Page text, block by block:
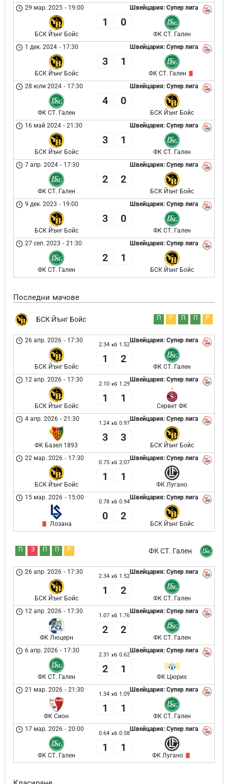
Швейцария: Супер лига
29 мар. 2025 - 19:00
БСК Йънг Бойс
1 0
ФК СТ. Гален
Швейцария: Супер лига
1 дек. 2024 - 17:30
БСК Йънг Бойс
3 1
ФК СТ. Гален
Швейцария: Супер лига
28 юли 2024 - 17:30
ФК СТ. Гален
4 0
БСК Йънг Бойс
Швейцария: Супер лига
16 май 2024 - 21:30
БСК Йънг Бойс
3 1
ФК СТ. Гален
Швейцария: Супер лига
7 апр. 2024 - 17:30
ФК СТ. Гален
2 2
БСК Йънг Бойс
Швейцария: Супер лига
9 дек. 2023 - 19:00
БСК Йънг Бойс
3 0
ФК СТ. Гален
Швейцария: Супер лига
27 сеп. 2023 - 21:30
ФК СТ. Гален
2 1
БСК Йънг Бойс
Последни мачове
БСК Йънг Бойс П Р П П Р
Швейцария: Супер лига
26 апр. 2026 - 17:30
БСК Йънг Бойс
2.34 xG 1.52
1 2
ФК СТ. Гален
Швейцария: Супер лига
12 апр. 2026 - 17:30
БСК Йънг Бойс
2.10 xG 1.29
1 1
Сервет ФК
Швейцария: Супер лига
4 апр. 2026 - 21:30
ФК Базел 1893
1.24 xG 0.97
3 3
БСК Йънг Бойс
Швейцария: Супер лига
22 мар. 2026 - 17:30
БСК Йънг Бойс
0.75 xG 2.07
1 1
ФК Лугано
Швейцария: Супер лига
15 мар. 2026 - 15:00
Лозана
0.78 xG 0.94
0 2
БСК Йънг Бойс
ФК СТ. Гален
П З П П Р
Швейцария: Супер лига
26 апр. 2026 - 17:30
БСК Йънг Бойс
2.34 xG 1.52
1 2
ФК СТ. Гален
Швейцария: Супер лига
12 апр. 2026 - 17:30
ФК Люцерн
1.07 xG 1.76
2 2
ФК СТ. Гален
Швейцария: Супер лига
6 апр. 2026 - 17:30
ФК СТ. Гален
2.31 xG 0.62
2 1
ФК Цюрих
Швейцария: Супер лига
21 мар. 2026 - 21:30
ФК Сион
1.34 xG 1.09
1 1
ФК СТ. Гален
Швейцария: Супер лига
17 мар. 2026 - 20:00
ФК СТ. Гален
0.64 xG 0.58
1 1
ФК Лугано